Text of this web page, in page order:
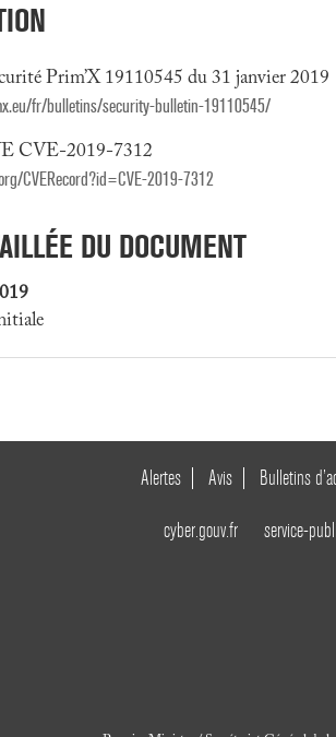
Prim’X 19110545 du 31 janvier 2019
fr/bulletins/security-bulletin-19110545/
CVE-2019-7312
CVERecord?id=CVE-2019-7312
DU DOCUMENT
Alertes Avis Bulletins
cyber.gouv.fr service-